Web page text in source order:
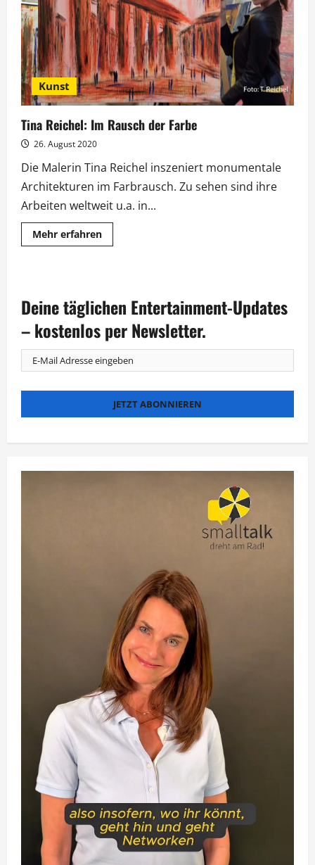
Kunst-
Tour
Kunst
Tina Reichel: Im Rausch der Farbe
26. August 2020
Die Malerin Tina Reichel inszeniert monumentale
Architekturen im Farbrausch. Zu sehen sind ihre
Arbeiten weltweit u.a. in...
Mehr erfahrenMehr
Informationen
der
Farbe
Deine täglichen Entertainment-Updates
– kostenlos per Newsletter.